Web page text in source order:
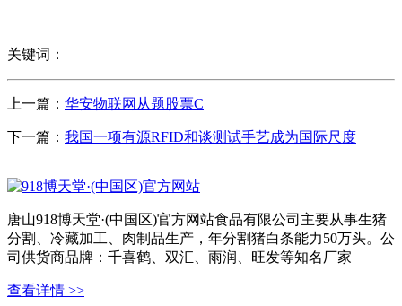
关键词：
上一篇： 华安物联网从题股票C
下一篇： 我国一项有源RFID和谈测试手艺成为国际尺度
唐山918博天堂·(中国区)官方网站食品有限公司主要从事生猪
分割、冷藏加工、肉制品生产，年分割猪白条能力50万头。公
司供货商品牌：千喜鹤、双汇、雨润、旺发等知名厂家
查看详情 >>